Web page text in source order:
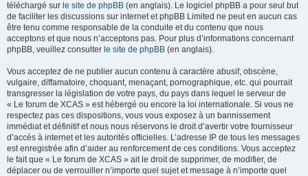
téléchargé sur le site de phpBB (en anglais). Le logiciel phpBB a pour seul but
de faciliter les discussions sur internet et phpBB Limited ne peut en aucun cas
être tenu comme responsable de la conduite et du contenu que nous
acceptons et que nous n’acceptons pas. Pour plus d’informations concernant
phpBB, veuillez consulter le site de phpBB (en anglais).
Vous acceptez de ne publier aucun contenu à caractère abusif, obscène,
vulgaire, diffamatoire, choquant, menaçant, pornographique, etc. qui pourrait
transgresser la législation de votre pays, du pays dans lequel le serveur de
« Le forum de XCAS » est hébergé ou encore la loi internationale. Si vous ne
respectez pas ces dispositions, vous vous exposez à un bannissement
immédiat et définitif et nous nous réservons le droit d’avertir votre fournisseur
d’accès à internet et les autorités officielles. L’adresse IP de tous les messages
est enregistrée afin d’aider au renforcement de ces conditions. Vous acceptez
le fait que « Le forum de XCAS » ait le droit de supprimer, de modifier, de
déplacer ou de verrouiller n’importe quel sujet et message à n’importe quel